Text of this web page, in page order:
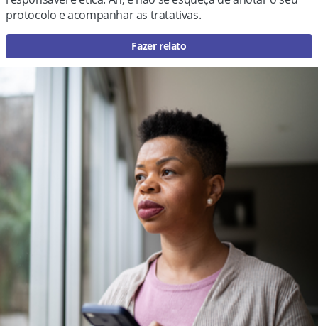
protocolo e acompanhar as tratativas.
Fazer relato